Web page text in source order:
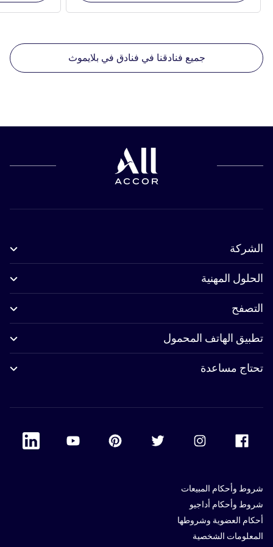
جميع فنادقنا في فنادق في بلايموث
الشركة
الحلول المهنية
التصفح
تطبيق الهاتف المحمول
تحتاج مساعدة
Accor Facebook
Accor Twitter
Accor Pinterest
Accor Youtube
Linkedin
شروط وأحكام المبيعات
شروط وأحكام أداجيو
أحكام العضوية وشروطها
المعلومات الشخصية